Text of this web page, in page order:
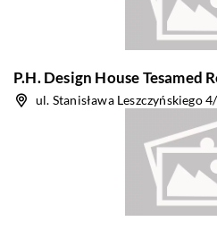
P.H. Design House Tesamed
ul. Stanisława Leszczyńskiego